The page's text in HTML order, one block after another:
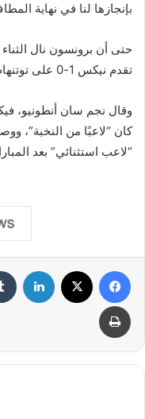
بإنجازها لنا في نهاية
حتى أن برونسون نال
تقدم نيكس 1-0 على توتنهام.
وقال نجم سان أنطونيو،
كان “لاعبًا من النخبة”،
“لاعب استثنائي” بعد
فيسبوك
طباعة